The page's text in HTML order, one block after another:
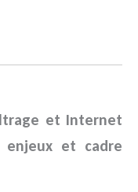
et Internet
et cadre